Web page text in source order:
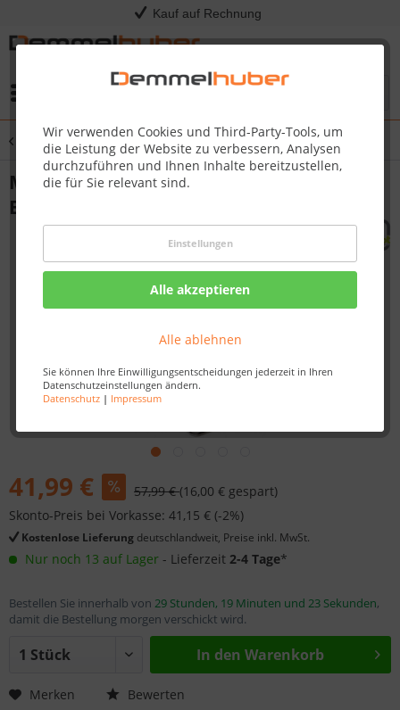
Kauf auf Rechnung
Wir verwenden Cookies und Third-Party-Tools, um
die Leistung der Website zu verbessern, Analysen
durchzuführen und Ihnen Inhalte bereitzustellen,
die für Sie relevant sind.
Einstellungen
Alle akzeptieren
Alle ablehnen
Sie können Ihre Einwilligungsentscheidungen jederzeit in Ihren
Datenschutzeinstellungen ändern.
Datenschutz| Impressum
Übersicht Federtiere & Wippen
Multifunktioneller Metall-Handgriff
Edelstahl
41,99 € 57,99 €(16,00 € gespart)
Skonto-Preis bei Vorkasse: 41,15 € (-2%)
Kostenlose Lieferung deutschlandweit, Preise inkl. MwSt.
Nur noch 13 auf Lager - Lieferzeit 2-4 Tage*
Bestellen Sie innerhalb von 29 Stunden, 19 Minuten und 23 Sekunden,
damit die Bestellung morgen verschickt wird.
In den Warenkorb
Merken Bewerten